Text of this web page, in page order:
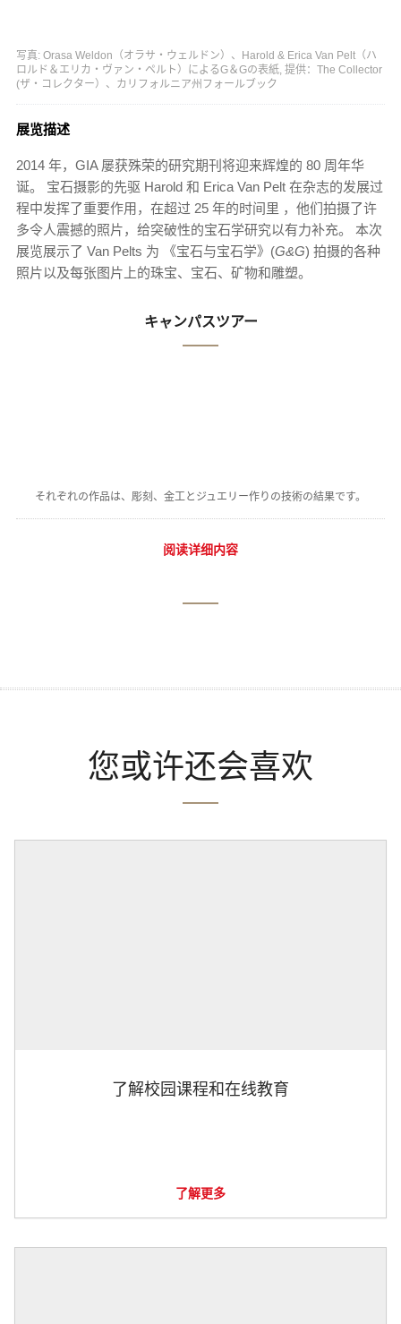
写真: Orasa Weldon（オラサ・ウェルドン）、Harold & Erica Van Pelt（ハ
ロルド＆エリカ・ヴァン・ペルト）によるG＆Gの表紙, 提供：The Collector
(ザ・コレクター）、カリフォルニア州フォールブック
展览描述
2014 年，GIA 屡获殊荣的研究期刊将迎来辉煌的 80 周年华
诞。 宝石摄影的先驱 Harold 和 Erica Van Pelt 在杂志的发展过
程中发挥了重要作用，在超过 25 年的时间里 ，他们拍摄了许
多令人震撼的照片，给突破性的宝石学研究以有力补充。 本次
展览展示了 Van Pelts 为 《宝石与宝石学》(G&G) 拍摄的各种
照片以及每张图片上的珠宝、宝石、矿物和雕塑。
キャンパスツアー
それぞれの作品は、彫刻、金工とジュエリー作りの技術の結果です。
阅读详细内容
您或许还会喜欢
了解校园课程和在线教育
了解更多